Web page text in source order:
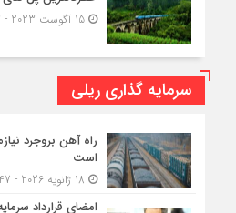
15 آگوست 2023 - 20:13
سرمایه گذاری ریلی
راه آهن بروجرد
است